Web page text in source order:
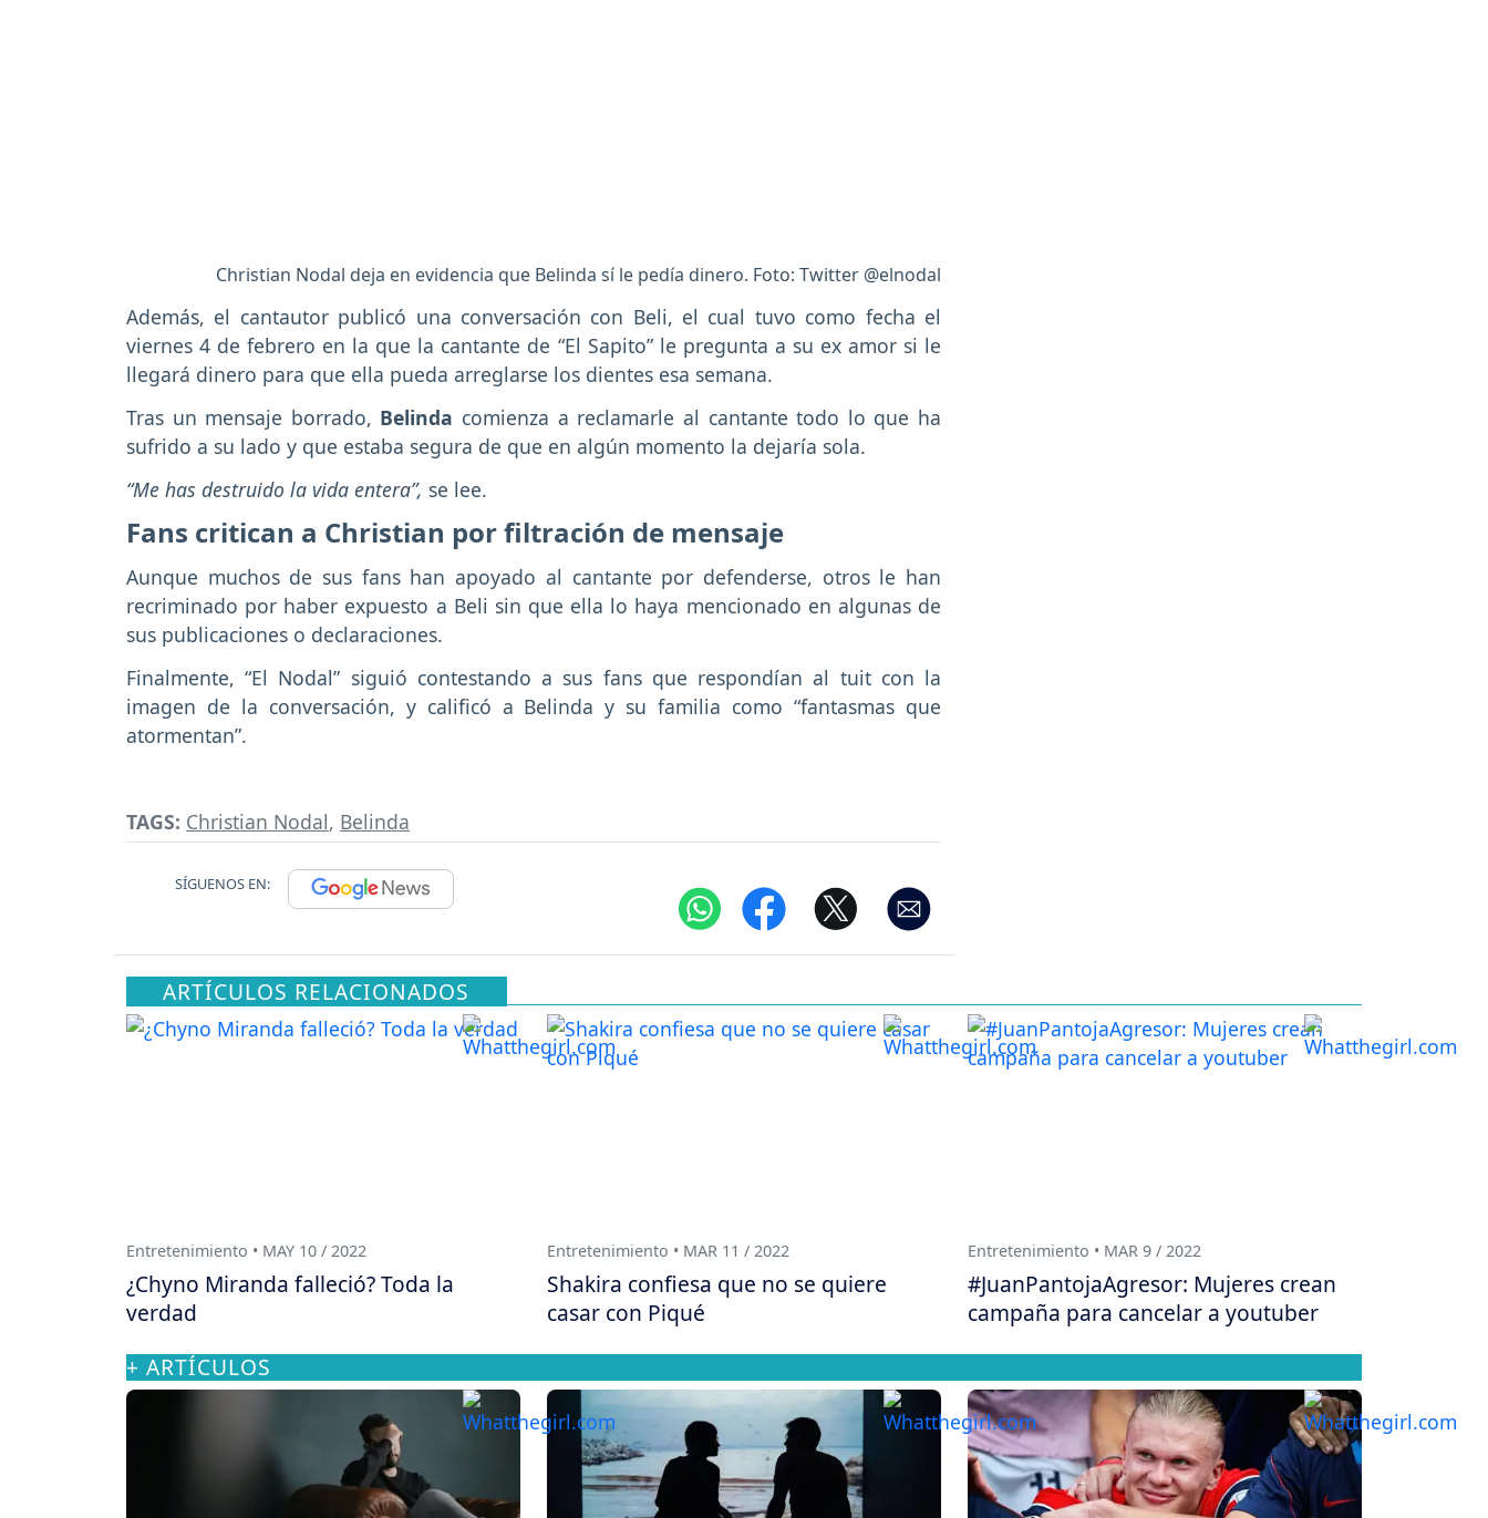
Christian Nodal deja en evidencia que Belinda sí le pedía dinero. Foto: Twitter @elnodal
Además, el cantautor publicó una conversación con Beli, el cual tuvo como fecha el
viernes 4 de febrero en la que la cantante de “El Sapito” le pregunta a su ex amor si le
llegará dinero para que ella pueda arreglarse los dientes esa semana.
Tras un mensaje borrado, Belinda comienza a reclamarle al cantante todo lo que ha
sufrido a su lado y que estaba segura de que en algún momento la dejaría sola.
“Me has destruido la vida entera”, se lee.
Fans critican a Christian por filtración de mensaje
Aunque muchos de sus fans han apoyado al cantante por defenderse, otros le han
recriminado por haber expuesto a Beli sin que ella lo haya mencionado en algunas de
sus publicaciones o declaraciones.
Finalmente, “El Nodal” siguió contestando a sus fans que respondían al tuit con la
imagen de la conversación, y calificó a Belinda y su familia como “fantasmas que
atormentan”.
TAGS: Christian Nodal, Belinda
SÍGUENOS EN:
ARTÍCULOS RELACIONADOS
Entretenimiento • MAY 10 / 2022
¿Chyno Miranda falleció? Toda la
verdad
Entretenimiento • MAR 11 / 2022
Shakira confiesa que no se quiere
casar con Piqué
Entretenimiento • MAR 9 / 2022
#JuanPantojaAgresor: Mujeres crean
campaña para cancelar a youtuber
+ ARTÍCULOS